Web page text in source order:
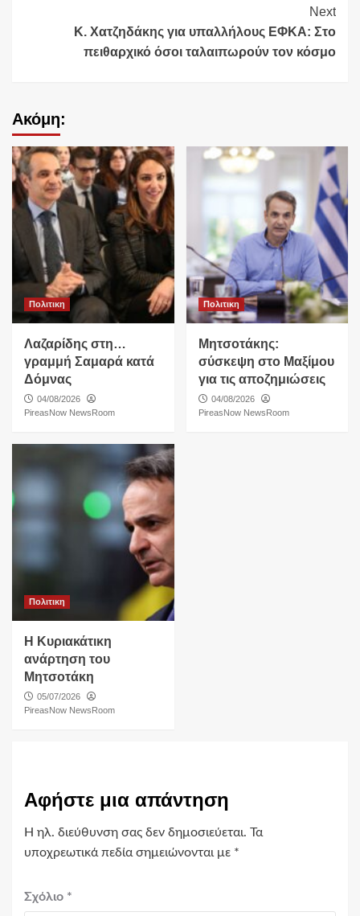
Next
Κ. Χατζηδάκης για υπαλλήλους ΕΦΚΑ: Στο
πειθαρχικό όσοι ταλαιπωρούν τον κόσμο
Ακόμη:
Πολιτικη
Λαζαρίδης στη…
γραμμή Σαμαρά κατά
Δόμνας
04/08/2026
PireasNow NewsRoom
Πολιτικη
Μητσοτάκης:
σύσκεψη στο Μαξίμου
για τις αποζημιώσεις
04/08/2026
PireasNow NewsRoom
Πολιτικη
Η Κυριακάτικη
ανάρτηση του
Μητσοτάκη
05/07/2026
PireasNow NewsRoom
Αφήστε μια απάντηση
Η ηλ. διεύθυνση σας δεν δημοσιεύεται. Τα
υποχρεωτικά πεδία σημειώνονται με *
Σχόλιο *